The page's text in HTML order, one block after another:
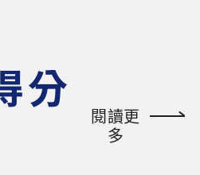
大學領航者補助作業要點 申請
題，請參閱：申請後 FAQ 若
分
閱讀更
多